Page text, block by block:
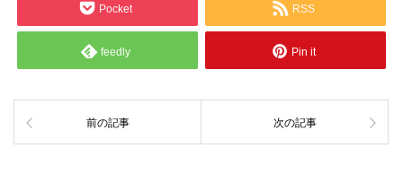
Pocket RSS
feedly Pin it
前の記事 次の記事